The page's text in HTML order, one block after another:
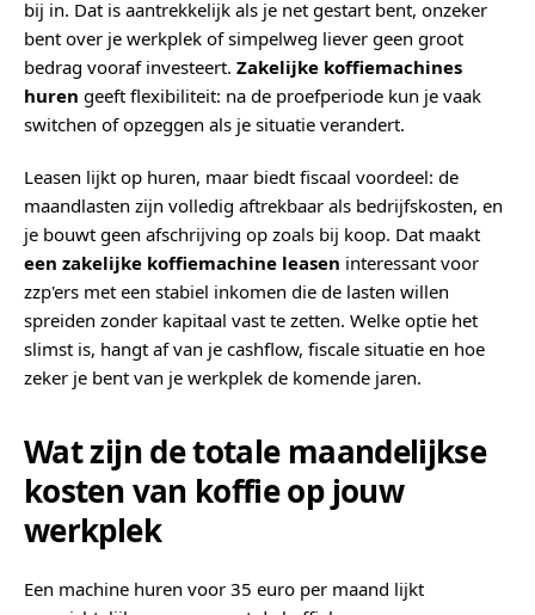
bij in. Dat is aantrekkelijk als je net gestart bent, onzeker
bent over je werkplek of simpelweg liever geen groot
bedrag vooraf investeert. Zakelijke koffiemachines
huren geeft flexibiliteit: na de proefperiode kun je vaak
switchen of opzeggen als je situatie verandert.
Leasen lijkt op huren, maar biedt fiscaal voordeel: de
maandlasten zijn volledig aftrekbaar als bedrijfskosten, en
je bouwt geen afschrijving op zoals bij koop. Dat maakt
een zakelijke koffiemachine leasen interessant voor
zzp'ers met een stabiel inkomen die de lasten willen
spreiden zonder kapitaal vast te zetten. Welke optie het
slimst is, hangt af van je cashflow, fiscale situatie en hoe
zeker je bent van je werkplek de komende jaren.
Wat zijn de totale maandelijkse
kosten van koffie op jouw
werkplek
Een machine huren voor 35 euro per maand lijkt